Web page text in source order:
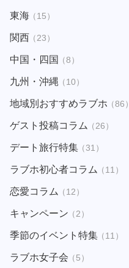
東海（15）
関西 （23）
中国・四国 （8）
九州・沖縄（10）
地域別おすすめラブホ（86）
ゲスト投稿コラム （26）
デート旅行特集（31）
ラブホ初心者コラム （11）
恋愛コラム （12）
キャンペーン（2）
季節のイベント特集（11）
ラブホ女子会（5）